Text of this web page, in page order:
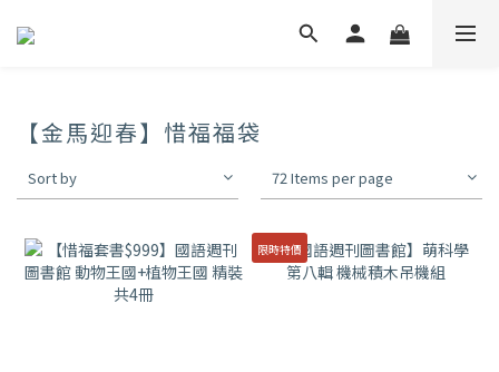
【金馬迎春】惜福福袋
Sort by 72 Items per page
限時特價